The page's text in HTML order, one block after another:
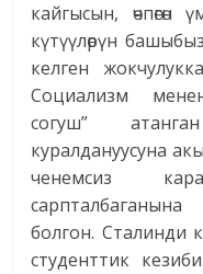
кайгысын, өчпөгөн
күтүүлөрүн
келген
Социализм
согуш”
куралдануусуна
ченемсиз
болгон. Сталинди
студенттик